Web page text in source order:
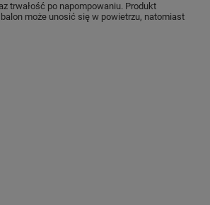
trwałość po napompowaniu. Produkt
balon może unosić się w powietrzu, natomiast